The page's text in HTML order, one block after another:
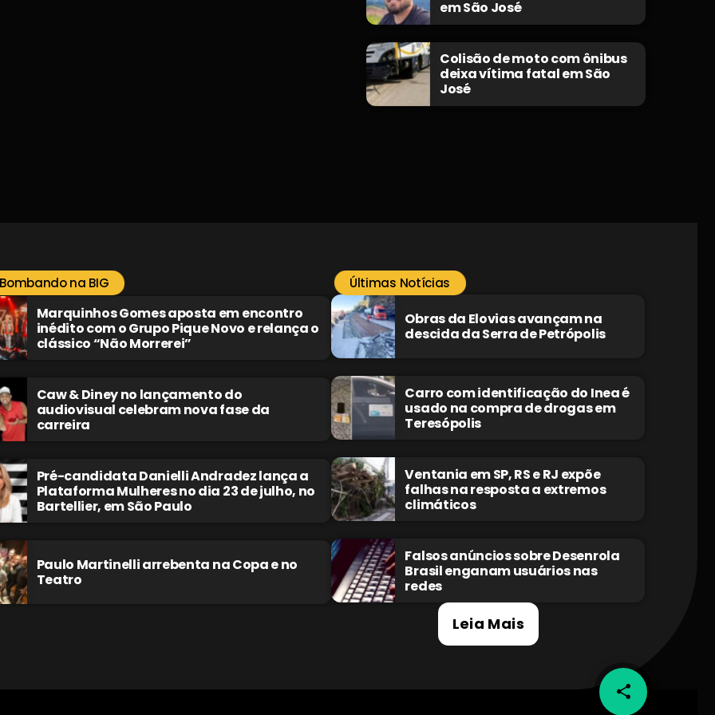
share
55
email
em São José
Colisão de moto com ônibus
deixa vítima fatal em São
José
na BIG
Marquinhos Gomes aposta em encontro
inédito com o Grupo Pique Novo e relança o
clássico “Não Morrerei”
Caw & Diney no lançamento do
audiovisual celebram nova fase da
carreira
Pré-candidata Danielli Andradez lança a
Plataforma Mulheres no dia 23 de julho, no
Bartellier, em São Paulo
Paulo Martinelli arrebenta na Copa e no
Teatro
Últimas Notícias
Obras da Elovias avançam na
descida da Serra de Petrópolis
Carro com identificação do Inea é
usado na compra de drogas em
Teresópolis
Ventania em SP, RS e RJ expõe
falhas na resposta a extremos
climáticos
Falsos anúncios sobre Desenrola
Brasil enganam usuários nas
redes
Leia Mais